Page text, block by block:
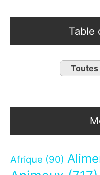
Table
Afrique (90)